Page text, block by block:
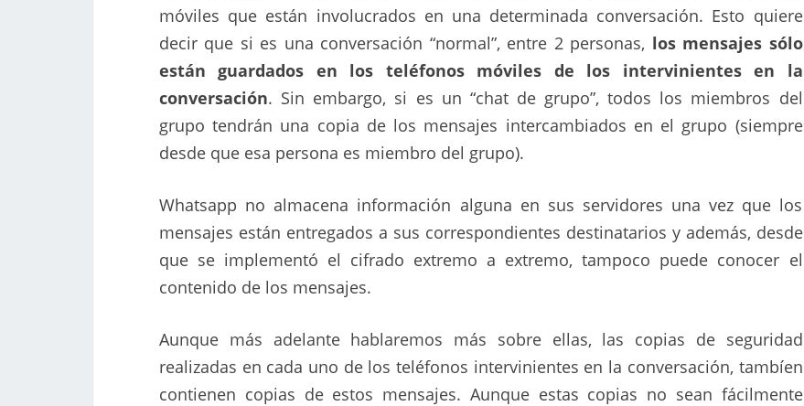
móviles que están involucrados en una determinada conversación. Esto quiere
decir que si es una conversación “normal”, entre 2 personas, los mensajes sólo
están guardados en los teléfonos móviles de los intervinientes en la
conversación. Sin embargo, si es un “chat de grupo”, todos los miembros del
grupo tendrán una copia de los mensajes intercambiados en el grupo (siempre
desde que esa persona es miembro del grupo).
Whatsapp no almacena información alguna en sus servidores una vez que los
mensajes están entregados a sus correspondientes destinatarios y además, desde
que se implementó el cifrado extremo a extremo, tampoco puede conocer el
contenido de los mensajes.
Aunque más adelante hablaremos más sobre ellas, las copias de seguridad
realizadas en cada uno de los teléfonos intervinientes en la conversación, tambíen
contienen copias de estos mensajes. Aunque estas copias no sean fácilmente